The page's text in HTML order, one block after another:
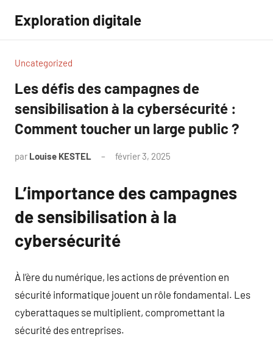
contenu
Exploration digitale
Uncategorized
Les défis des campagnes de
sensibilisation à la cybersécurité :
Comment toucher un large public ?
par Louise KESTEL février 3, 2025
L’importance des campagnes
de sensibilisation à la
cybersécurité
À l’ère du numérique, les actions de prévention en
sécurité informatique jouent un rôle fondamental. Les
cyberattaques se multiplient, compromettant la
sécurité des entreprises.